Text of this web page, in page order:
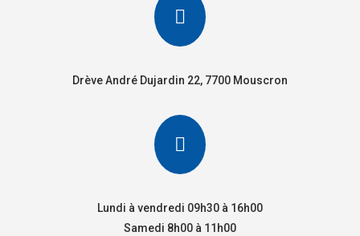

Drève André Dujardin 22, 7700 Mouscron

Lundi à vendredi 09h30 à 16h00
Samedi 8h00 à 11h00